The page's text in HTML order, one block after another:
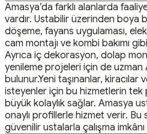
Amasya’da farklı alanlarda
vardır. Ustabilir üzerinden boya
döşeme, fayans uygulaması,
cam montajı ve kombi bakımı
Ayrıca iç dekorasyon, dolap
yenileme projeleri için de uzman
bulunur.Yeni taşınanlar, kiracılar
isteyenler için bu hizmetlerin tek
büyük kolaylık sağlar. Amasya
onaylı profillerle hizmet verir. Bu
güvenilir ustalarla çalışma